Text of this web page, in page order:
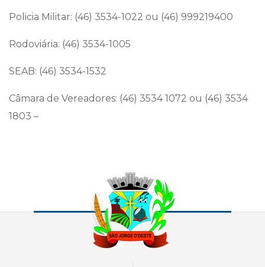
Policia Militar: (46) 3534-1022 ou (46) 999219400
Rodoviária: (46) 3534-1005
SEAB: (46) 3534-1532
Câmara de Vereadores: (46) 3534 1072 ou (46) 3534
1803 –